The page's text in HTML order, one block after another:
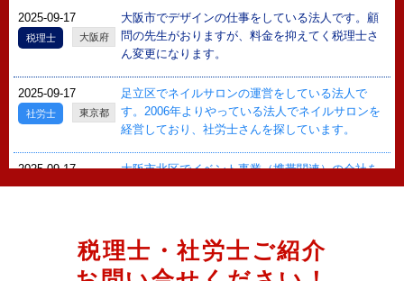
2025-09-17
税理士 大阪府
大阪市でデザインの仕事をしている法人です。顧
問の先生がおりますが、料金を抑えてく税理士さ
ん変更になります。
2025-09-17
社労士 東京都
足立区でネイルサロンの運営をしている法人で
す。2006年よりやっている法人でネイルサロンを
経営しており、社労士さんを探しています。
2025-09-17
社労士 大阪府
大阪市北区でイベント事業（携帯関連）の会社を
経営している法人です。今まではだいたい自身で
大阪市西成区で物販業（ネット）の法人を経営し
税理士・社労士ご紹介